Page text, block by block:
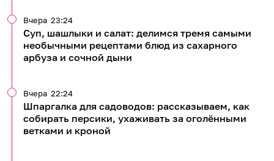
Суп, шашлыки и салат: делимся тремя самыми
необычными рецептами блюд из сахарного
арбуза и сочной дыни
Вчера 23:24
Шпаргалка для садоводов: рассказываем, как
собирать персики, ухаживать за оголёнными
ветками и кроной
Вчера 22:24